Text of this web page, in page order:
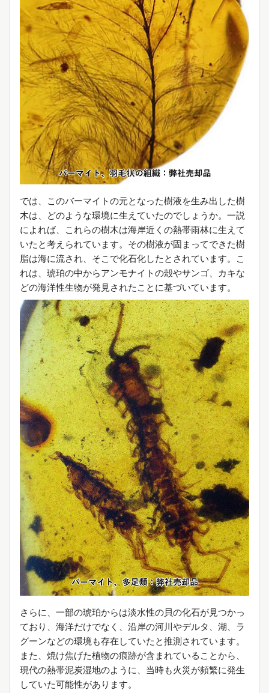
では、このバーマイトの元となった樹液を生み出した樹
木は、どのような環境に生えていたのでしょうか。一説
によれば、これらの樹木は海岸近くの熱帯雨林に生えて
いたと考えられています。その樹液が固まってできた樹
脂は海に流され、そこで化石化したとされています。こ
れは、琥珀の中からアンモナイトの殻やサンゴ、カキな
どの海洋性生物が発見されたことに基づいています。
さらに、一部の琥珀からは淡水性の貝の化石が見つかっ
ており、海洋だけでなく、沿岸の河川やデルタ、湖、ラ
グーンなどの環境も存在していたと推測されています。
また、焼け焦げた植物の痕跡が含まれていることから、
現代の熱帯泥炭湿地のように、当時も火災が頻繁に発生
していた可能性があります。